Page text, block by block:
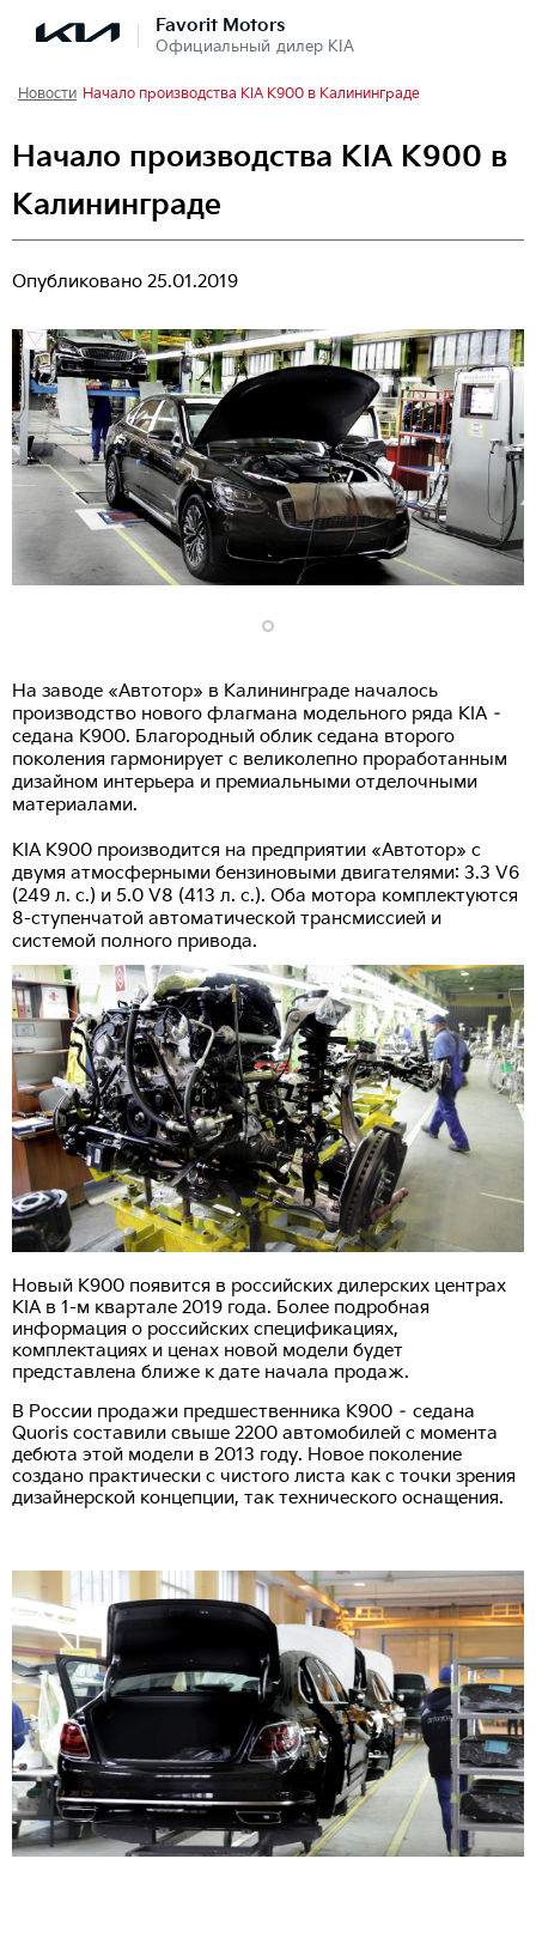
Favorit Motors
Официальный дилер KIA
Новости Начало производства KIA K900 в Калининграде
Начало производства KIA K900 в
Калининграде
Опубликовано 25.01.2019
На заводе «Автотор» в Калининграде началось
производство нового флагмана модельного ряда KIA –
седана K900. Благородный облик седана второго
поколения гармонирует с великолепно проработанным
дизайном интерьера и премиальными отделочными
материалами.
KIA K900 производится на предприятии «Автотор» с
двумя атмосферными бензиновыми двигателями: 3.3 V6
(249 л. с.) и 5.0 V8 (413 л. с.). Оба мотора комплектуются
8-ступенчатой автоматической трансмиссией и
системой полного привода.
Новый K900 появится в российских дилерских центрах
KIA в 1-м квартале 2019 года. Более подробная
информация о российских спецификациях,
комплектациях и ценах новой модели будет
представлена ближе к дате начала продаж.
В России продажи предшественника K900 – седана
Quoris составили свыше 2200 автомобилей с момента
дебюта этой модели в 2013 году. Новое поколение
создано практически с чистого листа как с точки зрения
дизайнерской концепции, так технического оснащения.